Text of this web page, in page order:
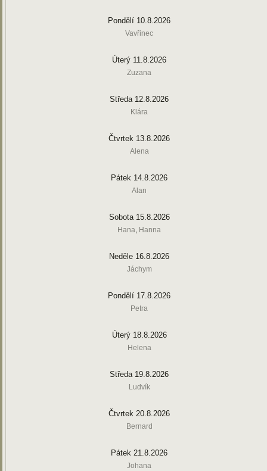
Pondělí 10.8.2026
Vavřinec
Úterý 11.8.2026
Zuzana
Středa 12.8.2026
Klára
Čtvrtek 13.8.2026
Alena
Pátek 14.8.2026
Alan
Sobota 15.8.2026
Hana, Hanna
Neděle 16.8.2026
Jáchym
Pondělí 17.8.2026
Petra
Úterý 18.8.2026
Helena
Středa 19.8.2026
Ludvík
Čtvrtek 20.8.2026
Bernard
Pátek 21.8.2026
Johana